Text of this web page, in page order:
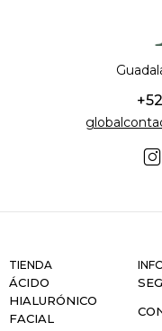
TIENDA
ÁCIDO
HIALURÓNICO
FACIAL